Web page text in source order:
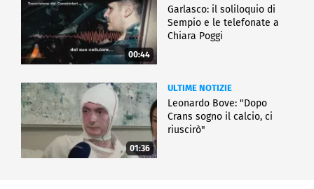
00:44
Garlasco: il soliloquio di
Sempio e le telefonate a
Chiara Poggi
01:36
ULTIME NOTIZIE
Leonardo Bove: "Dopo
Crans sogno il calcio, ci
riuscirò"